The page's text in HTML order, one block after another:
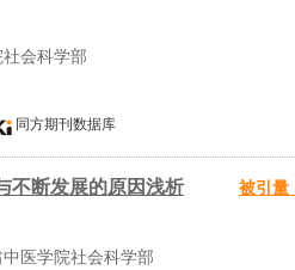
会科学部
同方期刊数据库
不断发展的原因浅析 被引量
医学院社会科学部